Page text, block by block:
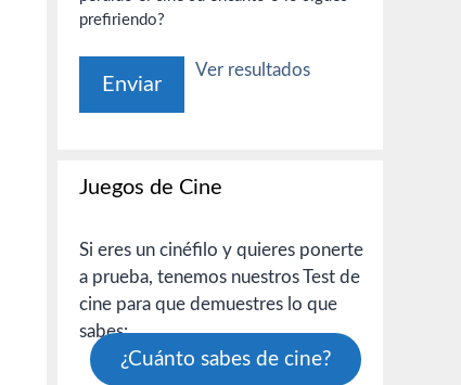
prefiriendo?
Ver resultados
Juegos de Cine
Si eres un cinéfilo y quieres ponerte
a prueba, tenemos nuestros Test de
cine para que demuestres lo que
sabes:
¿Cuánto sabes de cine?